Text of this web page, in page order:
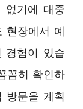
없기에 대중
현장에서 예
경험이 있습
꼼히 확인하
방문을 계획